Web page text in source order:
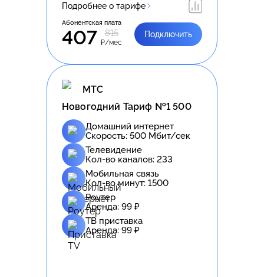
Подробнее о тарифе
Абонентская плата
407 815
₽/мес
Подключить
МТС
Новогодний Тариф №1 500
Домашний интернет
Скорость: 500 Мбит/сек
Телевидение
Кол-во каналов: 233
Мобильная связь
Кол-во минут: 1500
Роутер
Аренда: 99 ₽
ТВ приставка
Аренда: 99 ₽